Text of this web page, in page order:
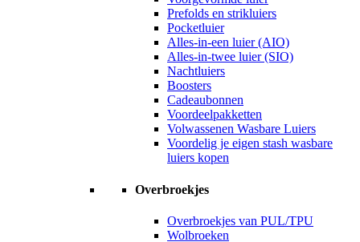
Prefolds en strikluiers
Pocketluier
Alles-in-een luier (AIO)
Alles-in-twee luier (SIO)
Nachtluiers
Boosters
Cadeaubonnen
Voordeelpakketten
Volwassenen Wasbare Luiers
Voordelig je eigen stash wasbare
luiers kopen
Overbroekjes
Overbroekjes van PUL/TPU
Wolbroeken